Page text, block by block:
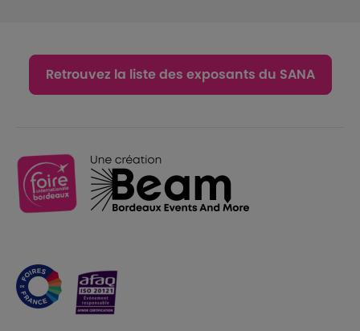
Retrouvez la liste des exposants du SANA